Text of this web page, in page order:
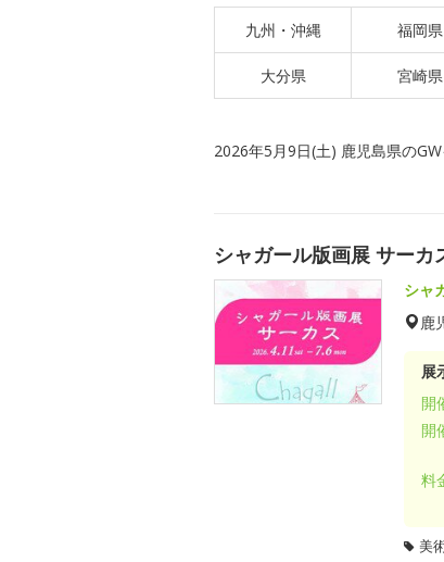
九州・沖縄 福岡県
大分県 宮崎県
2026年5月9日(土) 鹿児島県の
シャガール版画展 サーカ
シャ
鹿
展
開
開
料
美